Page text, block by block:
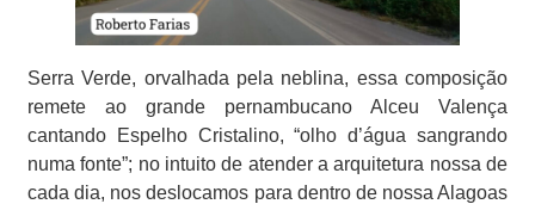
Serra Verde, orvalhada pela neblina, essa composição
remete ao grande pernambucano Alceu Valença
cantando Espelho Cristalino, “olho d’água sangrando
numa fonte”; no intuito de atender a arquitetura nossa de
cada dia, nos deslocamos para dentro de nossa Alagoas